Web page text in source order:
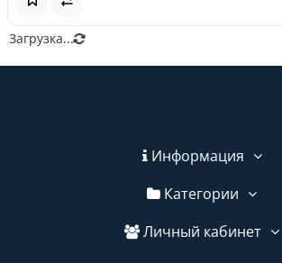
Загрузка...
Информация
Категории
Личный кабинет